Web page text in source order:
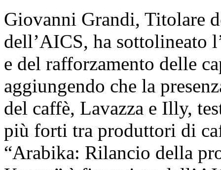
Giovanni Grandi, Titolare
dell’AICS, ha sottolineato
e del rafforzamento delle
aggiungendo che la
del caffè, Lavazza e Illy,
più forti tra produttori di
“Arabika: Rilancio della